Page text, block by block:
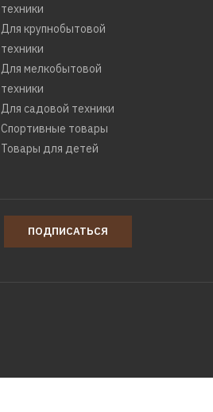
техники
Для крупнобытовой
техники
Для мелкобытовой
техники
Для садовой техники
Спортивные товары
Товары для детей
ПОДПИСАТЬСЯ